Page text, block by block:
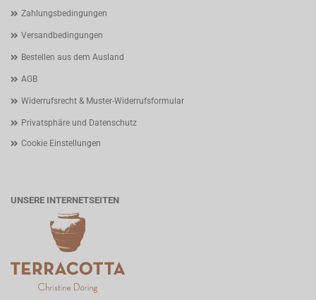
Zahlungsbedingungen
Versandbedingungen
Bestellen aus dem Ausland
AGB
Widerrufsrecht & Muster-Widerrufsformular
Privatsphäre und Datenschutz
Cookie Einstellungen
UNSERE INTERNETSEITEN